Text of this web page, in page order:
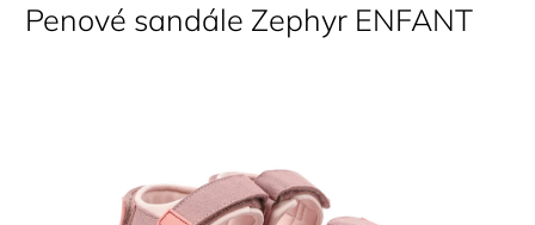
Penové sandále Zephyr ENFANT